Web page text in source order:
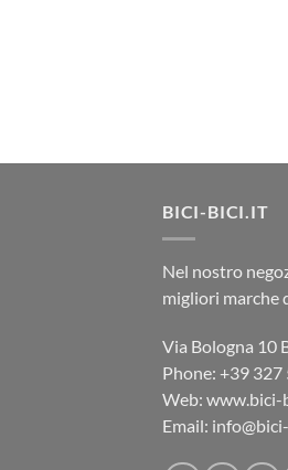
BICI-BICI.IT
Nel nostro
migliori marche
Via Bologna 10
Phone: ‎+39 327
Web: www.bici-
Email: